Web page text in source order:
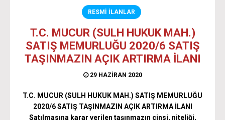
RESMİ İLANLAR
T.C. MUCUR (SULH HUKUK MAH.)
SATIŞ MEMURLUĞU 2020/6 SATIŞ
TAŞINMAZIN AÇIK ARTIRMA İLANI
29 HAZIRAN 2020
T.C. MUCUR (SULH HUKUK MAH.) SATIŞ MEMURLUĞU
2020/6 SATIŞ TAŞINMAZIN AÇIK ARTIRMA İLANI
Satılmasına karar verilen taşınmazın cinsi, niteliği,